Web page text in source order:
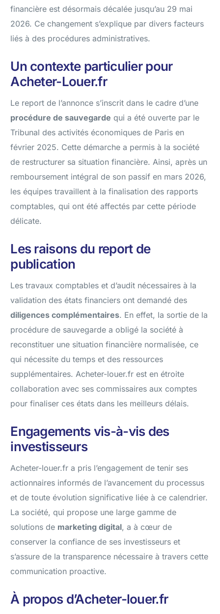
financière est désormais décalée jusqu’au 29 mai
2026. Ce changement s’explique par divers facteurs
liés à des procédures administratives.
Un contexte particulier pour
Acheter-Louer.fr
Le report de l’annonce s’inscrit dans le cadre d’une
procédure de sauvegarde qui a été ouverte par le
Tribunal des activités économiques de Paris en
février 2025. Cette démarche a permis à la société
de restructurer sa situation financière. Ainsi, après un
remboursement intégral de son passif en mars 2026,
les équipes travaillent à la finalisation des rapports
comptables, qui ont été affectés par cette période
délicate.
Les raisons du report de
publication
Les travaux comptables et d’audit nécessaires à la
validation des états financiers ont demandé des
diligences complémentaires. En effet, la sortie de la
procédure de sauvegarde a obligé la société à
reconstituer une situation financière normalisée, ce
qui nécessite du temps et des ressources
supplémentaires. Acheter-louer.fr est en étroite
collaboration avec ses commissaires aux comptes
pour finaliser ces états dans les meilleurs délais.
Engagements vis-à-vis des
investisseurs
Acheter-louer.fr a pris l’engagement de tenir ses
actionnaires informés de l’avancement du processus
et de toute évolution significative liée à ce calendrier.
La société, qui propose une large gamme de
solutions de marketing digital, a à cœur de
conserver la confiance de ses investisseurs et
s’assure de la transparence nécessaire à travers cette
communication proactive.
À propos d’Acheter-louer.fr